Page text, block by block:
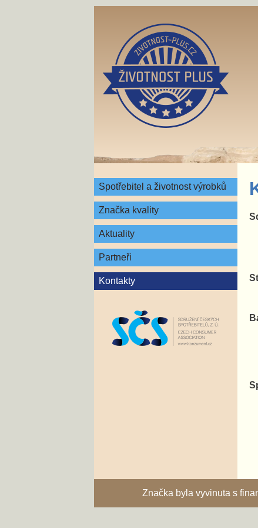
Spotřebitel a životnost výrobků
Značka kvality
Aktuality
Partneři
Kontakty
Značka byla vyvinuta s